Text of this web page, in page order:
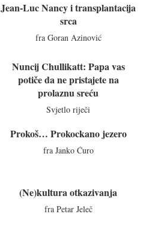
Jean-Luc Nancy i transplantacija
srca
fra Goran Azinović
Nuncij Chullikatt: Papa vas
potiče da ne pristajete na
prolaznu sreću
Svjetlo riječi
Prokoš… Prokockano jezero
fra Janko Ćuro
(Ne)kultura otkazivanja
fra Petar Jeleč